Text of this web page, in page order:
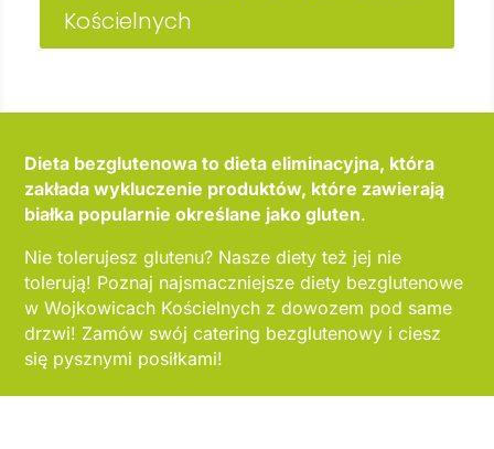
Kościelnych
Dieta bezglutenowa to dieta eliminacyjna, która
zakłada wykluczenie produktów, które zawierają
białka popularnie określane jako gluten.
Nie tolerujesz glutenu? Nasze diety też jej nie
tolerują! Poznaj najsmaczniejsze diety bezglutenowe
w Wojkowicach Kościelnych z dowozem pod same
drzwi! Zamów swój catering bezglutenowy i ciesz
się pysznymi posiłkami!